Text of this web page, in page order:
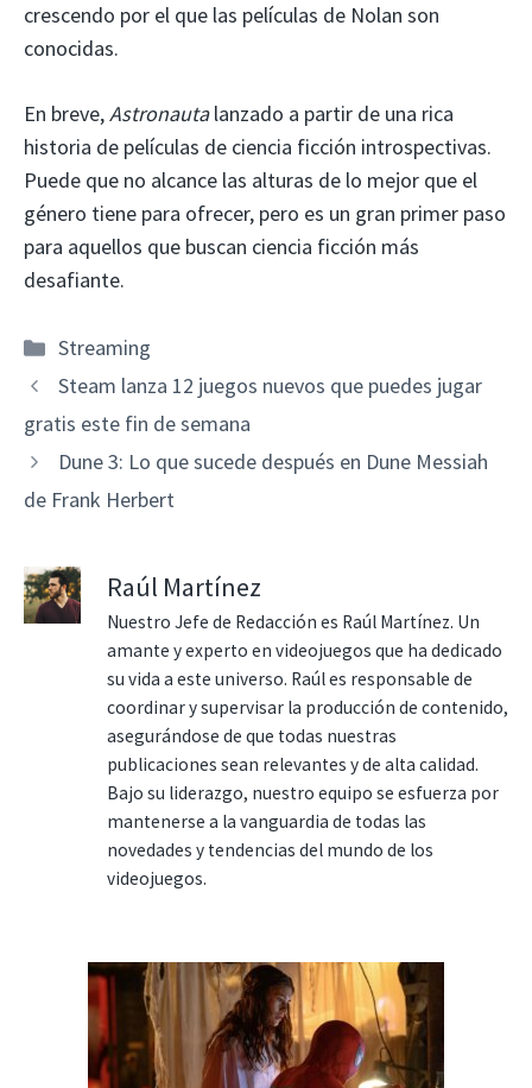
crescendo por el que las películas de Nolan son
conocidas.
En breve,Astronautalanzado a partir de una rica
historia de películas de ciencia ficción introspectivas.
Puede que no alcance las alturas de lo mejor que el
género tiene para ofrecer, pero es un gran primer paso
para aquellos que buscan ciencia ficción más
desafiante.
Categorías
Streaming
Steam lanza 12 juegos nuevos que puedes jugar
gratis este fin de semana
Dune 3: Lo que sucede después en Dune Messiah
de Frank Herbert
Raúl Martínez
Nuestro Jefe de Redacción es Raúl Martínez. Un
amante y experto en videojuegos que ha dedicado
su vida a este universo. Raúl es responsable de
coordinar y supervisar la producción de contenido,
asegurándose de que todas nuestras
publicaciones sean relevantes y de alta calidad.
Bajo su liderazgo, nuestro equipo se esfuerza por
mantenerse a la vanguardia de todas las
novedades y tendencias del mundo de los
videojuegos.